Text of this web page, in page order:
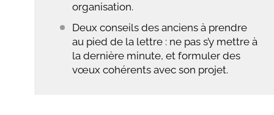
organisation.
Deux conseils des anciens à prendre
au pied de la lettre : ne pas s’y mettre à
la dernière minute, et formuler des
vœux cohérents avec son projet.